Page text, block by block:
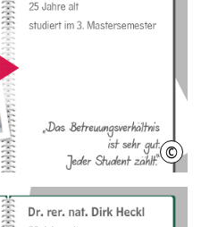
Video
abspielen
©